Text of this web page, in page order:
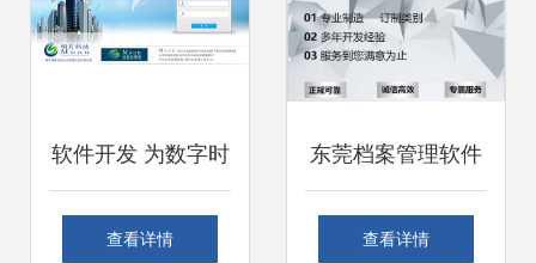
软件开发 为数字时
代打造智能工具
查看详情
东莞档案管理软件
定制开发公司匠人
查看详情